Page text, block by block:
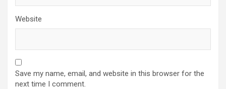
Website
Save my name, email, and website in this browser for the
next time I comment.